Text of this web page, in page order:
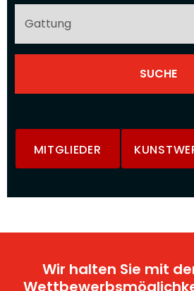
MITGLIEDER
Wir halten Sie mit